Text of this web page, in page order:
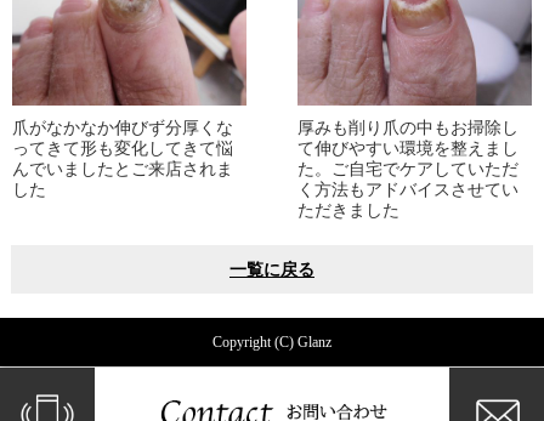
爪がなかなか伸びず分厚くな
ってきて形も変化してきて悩
んでいましたとご来店されま
した
厚みも削り爪の中もお掃除し
て伸びやすい環境を整えまし
た。ご自宅でケアしていただ
く方法もアドバイスさせてい
ただきました
一覧に戻る
Copyright (C) Glanz